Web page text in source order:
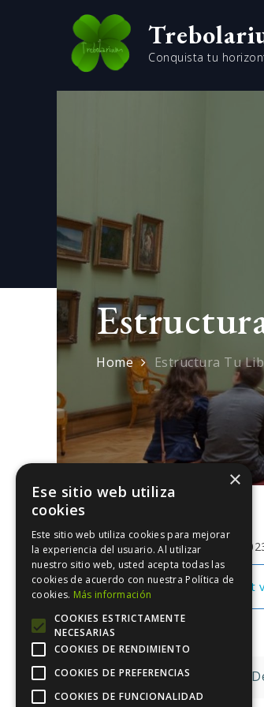
Conquista tu
Home Estructura Tu
junio 24,
You cannot
La Idea
×
Ese sitio web utiliza
cookies
Este sitio web utiliza cookies para mejorar
la experiencia del usuario. Al utilizar
nuestro sitio web, usted acepta todas las
cookies de acuerdo con nuestra Política de
cookies. Más información
COOKIES ESTRICTAMENTE
NECESARIAS
COOKIES DE RENDIMIENTO
COOKIES DE PREFERENCIAS
COOKIES DE FUNCIONALIDAD